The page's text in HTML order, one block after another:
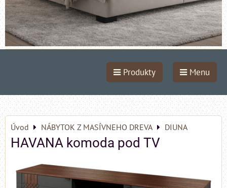
Produkty Menu
Úvod NÁBYTOK Z MASÍVNEHO DREVA DIUNA
HAVANA komoda pod TV